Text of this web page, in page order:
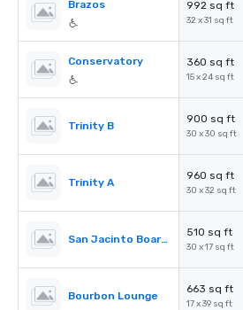
Brazos 992 sq ft
32 x 31 sq ft
Conservatory 360 sq ft
15 x 24 sq ft
Trinity B
900 sq ft
30 x 30 sq ft
Trinity A
960 sq ft
30 x 32 sq ft
San Jacinto Boardroom
510 sq ft
30 x 17 sq ft
Bourbon Lounge
663 sq ft
17 x 39 sq ft